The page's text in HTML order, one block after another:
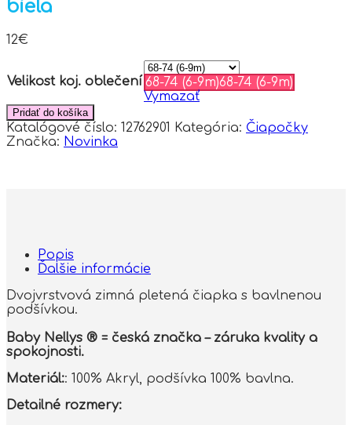
biela
12€
Velikost koj. oblečení 68-74 (6-9m)68-74 (6-9m)
Vymazať
Pridať do košíka
Katalógové číslo: 12762901 Kategória: Čiapočky
Značka: Novinka
Popis
Ďalšie informácie
Dvojvrstvová zimná pletená čiapka s bavlnenou
podšívkou.
Baby Nellys ® = česká značka – záruka kvality a
spokojnosti.
Materiál:: 100% Akryl, podšívka 100% bavlna.
Detailné rozmery: